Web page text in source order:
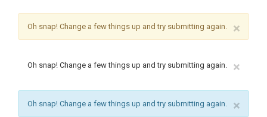
×
Oh snap! Change a few things up and try submitting again.
×
Oh snap! Change a few things up and try submitting again.
×
Oh snap! Change a few things up and try submitting again.